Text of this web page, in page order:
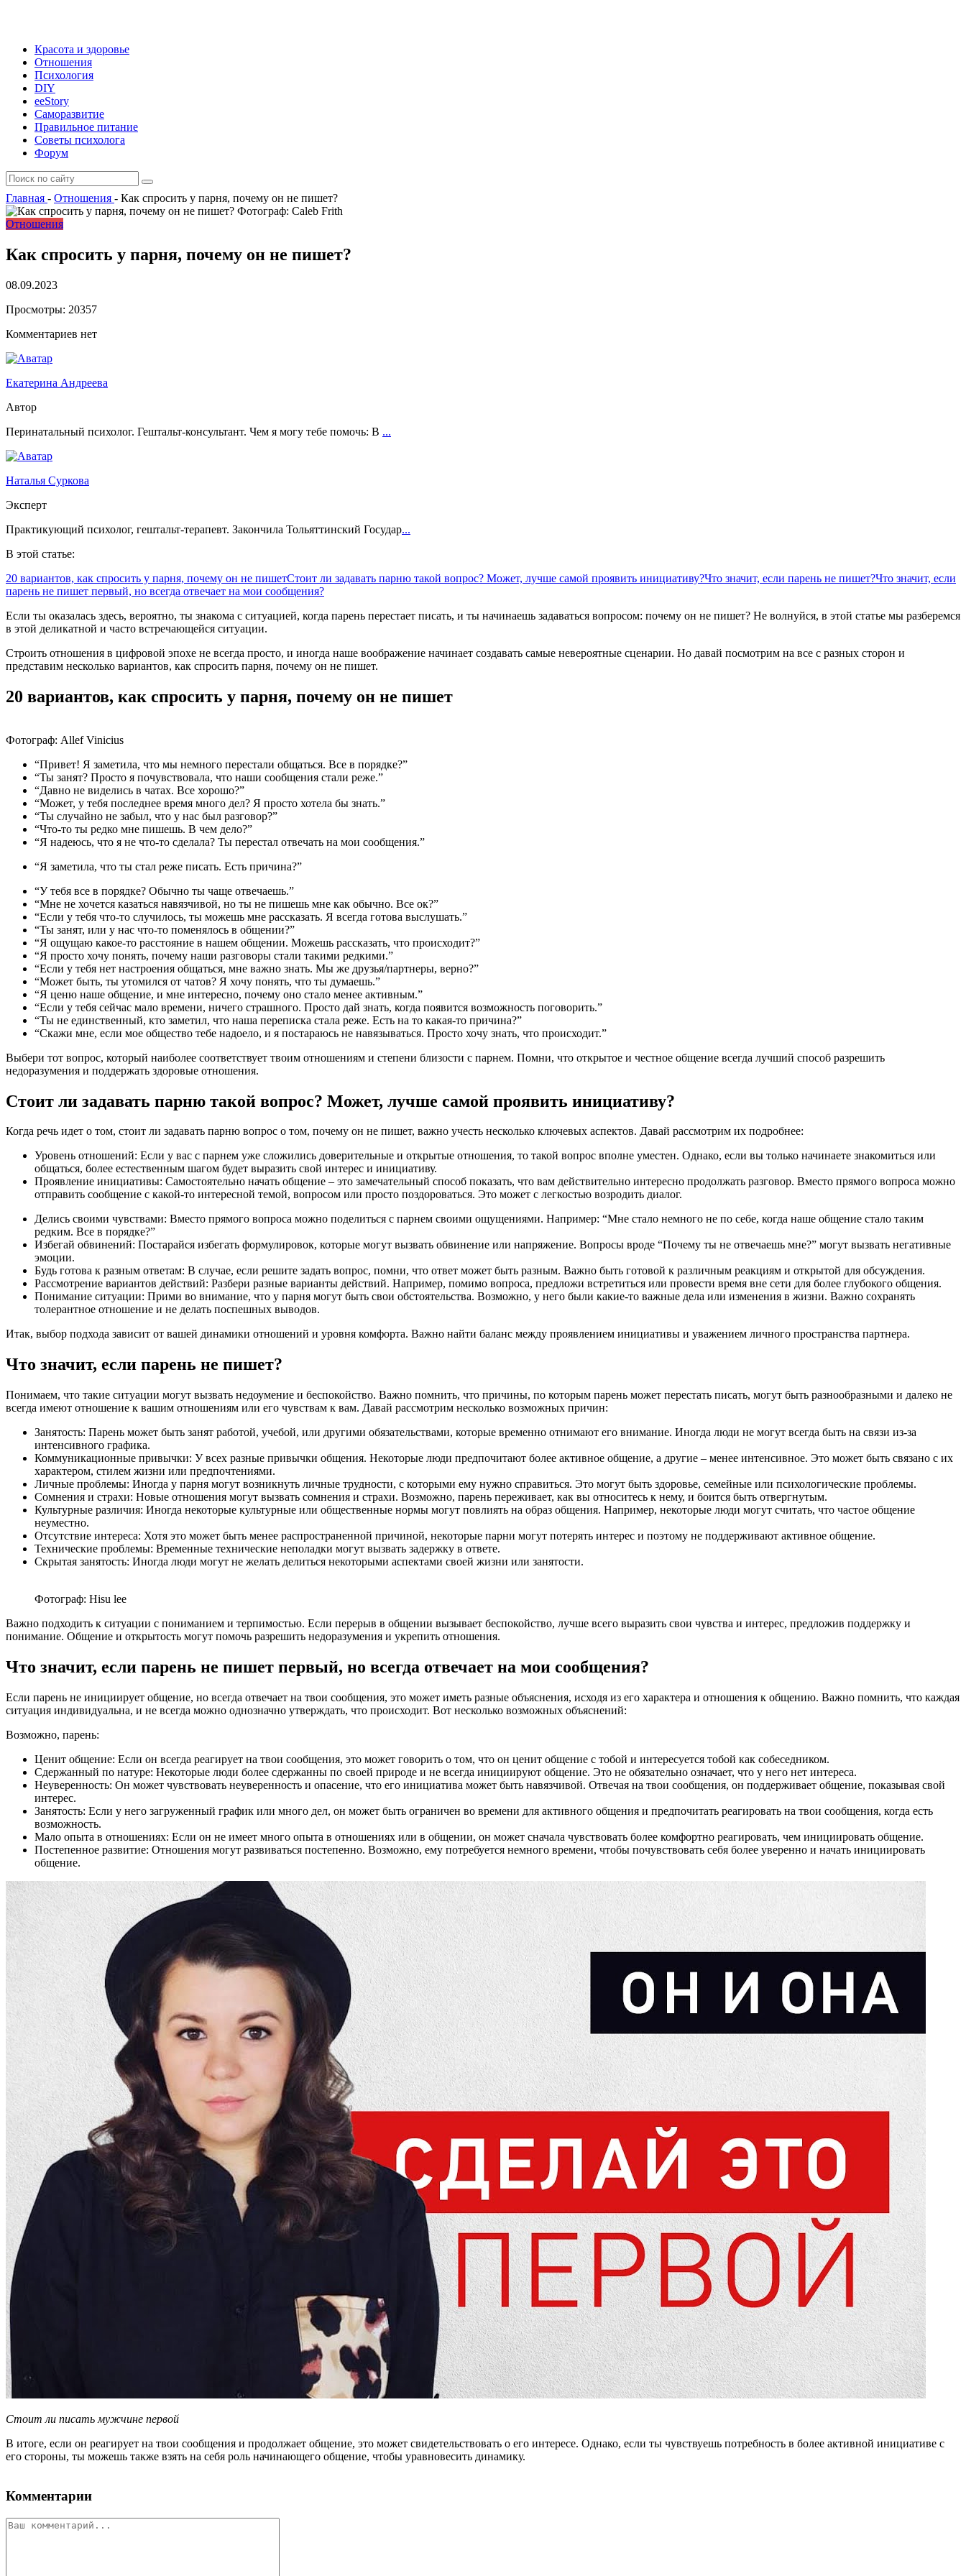
Красота и здоровье
Отношения
Психология
DIY
ееStory
Саморазвитие
Правильное питание
Советы психолога
Форум
Главная - Отношения - Как спросить у парня, почему он не пишет?
Фотограф: Caleb Frith
Отношения
Как спросить у парня, почему он не пишет?
08.09.2023
Просмотры: 20357
Комментариев нет
Екатерина Андреева
Автор
Перинатальный психолог. Гештальт-консультант. Чем я могу тебе помочь: В ...
Наталья Суркова
Эксперт
Практикующий психолог, гештальт-терапевт. Закончила Тольяттинский Государ...
В этой статье:
20 вариантов, как спросить у парня, почему он не пишетСтоит ли задавать парню такой вопрос? Может, лучше самой проявить инициативу?Что значит, если парень не пишет?Что значит, если
парень не пишет первый, но всегда отвечает на мои сообщения?
Если ты оказалась здесь, вероятно, ты знакома с ситуацией, когда парень перестает писать, и ты начинаешь задаваться вопросом: почему он не пишет? Не волнуйся, в этой статье мы разберемся
в этой деликатной и часто встречающейся ситуации.
Строить отношения в цифровой эпохе не всегда просто, и иногда наше воображение начинает создавать самые невероятные сценарии. Но давай посмотрим на все с разных сторон и
представим несколько вариантов, как спросить парня, почему он не пишет.
20 вариантов, как спросить у парня, почему он не пишет
Фотограф: Allef Vinicius
“Привет! Я заметила, что мы немного перестали общаться. Все в порядке?”
“Ты занят? Просто я почувствовала, что наши сообщения стали реже.”
“Давно не виделись в чатах. Все хорошо?”
“Может, у тебя последнее время много дел? Я просто хотела бы знать.”
“Ты случайно не забыл, что у нас был разговор?”
“Что-то ты редко мне пишешь. В чем дело?”
“Я надеюсь, что я не что-то сделала? Ты перестал отвечать на мои сообщения.”
“Я заметила, что ты стал реже писать. Есть причина?”
“У тебя все в порядке? Обычно ты чаще отвечаешь.”
“Мне не хочется казаться навязчивой, но ты не пишешь мне как обычно. Все ок?”
“Если у тебя что-то случилось, ты можешь мне рассказать. Я всегда готова выслушать.”
“Ты занят, или у нас что-то поменялось в общении?”
“Я ощущаю какое-то расстояние в нашем общении. Можешь рассказать, что происходит?”
“Я просто хочу понять, почему наши разговоры стали такими редкими.”
“Если у тебя нет настроения общаться, мне важно знать. Мы же друзья/партнеры, верно?”
“Может быть, ты утомился от чатов? Я хочу понять, что ты думаешь.”
“Я ценю наше общение, и мне интересно, почему оно стало менее активным.”
“Если у тебя сейчас мало времени, ничего страшного. Просто дай знать, когда появится возможность поговорить.”
“Ты не единственный, кто заметил, что наша переписка стала реже. Есть на то какая-то причина?”
“Скажи мне, если мое общество тебе надоело, и я постараюсь не навязываться. Просто хочу знать, что происходит.”
Выбери тот вопрос, который наиболее соответствует твоим отношениям и степени близости с парнем. Помни, что открытое и честное общение всегда лучший способ разрешить
недоразумения и поддержать здоровые отношения.
Стоит ли задавать парню такой вопрос? Может, лучше самой проявить инициативу?
Когда речь идет о том, стоит ли задавать парню вопрос о том, почему он не пишет, важно учесть несколько ключевых аспектов. Давай рассмотрим их подробнее:
Уровень отношений: Если у вас с парнем уже сложились доверительные и открытые отношения, то такой вопрос вполне уместен. Однако, если вы только начинаете знакомиться или
общаться, более естественным шагом будет выразить свой интерес и инициативу.
Проявление инициативы: Самостоятельно начать общение – это замечательный способ показать, что вам действительно интересно продолжать разговор. Вместо прямого вопроса можно
отправить сообщение с какой-то интересной темой, вопросом или просто поздороваться. Это может с легкостью возродить диалог.
Делись своими чувствами: Вместо прямого вопроса можно поделиться с парнем своими ощущениями. Например: “Мне стало немного не по себе, когда наше общение стало таким
редким. Все в порядке?”
Избегай обвинений: Постарайся избегать формулировок, которые могут вызвать обвинение или напряжение. Вопросы вроде “Почему ты не отвечаешь мне?” могут вызвать негативные
эмоции.
Будь готова к разным ответам: В случае, если решите задать вопрос, помни, что ответ может быть разным. Важно быть готовой к различным реакциям и открытой для обсуждения.
Рассмотрение вариантов действий: Разбери разные варианты действий. Например, помимо вопроса, предложи встретиться или провести время вне сети для более глубокого общения.
Понимание ситуации: Прими во внимание, что у парня могут быть свои обстоятельства. Возможно, у него были какие-то важные дела или изменения в жизни. Важно сохранять
толерантное отношение и не делать поспешных выводов.
Итак, выбор подхода зависит от вашей динамики отношений и уровня комфорта. Важно найти баланс между проявлением инициативы и уважением личного пространства партнера.
Что значит, если парень не пишет?
Понимаем, что такие ситуации могут вызвать недоумение и беспокойство. Важно помнить, что причины, по которым парень может перестать писать, могут быть разнообразными и далеко не
всегда имеют отношение к вашим отношениям или его чувствам к вам. Давай рассмотрим несколько возможных причин:
Занятость: Парень может быть занят работой, учебой, или другими обязательствами, которые временно отнимают его внимание. Иногда люди не могут всегда быть на связи из-за
интенсивного графика.
Коммуникационные привычки: У всех разные привычки общения. Некоторые люди предпочитают более активное общение, а другие – менее интенсивное. Это может быть связано с их
характером, стилем жизни или предпочтениями.
Личные проблемы: Иногда у парня могут возникнуть личные трудности, с которыми ему нужно справиться. Это могут быть здоровье, семейные или психологические проблемы.
Сомнения и страхи: Новые отношения могут вызвать сомнения и страхи. Возможно, парень переживает, как вы относитесь к нему, и боится быть отвергнутым.
Культурные различия: Иногда некоторые культурные или общественные нормы могут повлиять на образ общения. Например, некоторые люди могут считать, что частое общение
неуместно.
Отсутствие интереса: Хотя это может быть менее распространенной причиной, некоторые парни могут потерять интерес и поэтому не поддерживают активное общение.
Технические проблемы: Временные технические неполадки могут вызвать задержку в ответе.
Скрытая занятость: Иногда люди могут не желать делиться некоторыми аспектами своей жизни или занятости.
Фотограф: Hisu lee
Важно подходить к ситуации с пониманием и терпимостью. Если перерыв в общении вызывает беспокойство, лучше всего выразить свои чувства и интерес, предложив поддержку и
понимание. Общение и открытость могут помочь разрешить недоразумения и укрепить отношения.
Что значит, если парень не пишет первый, но всегда отвечает на мои сообщения?
Если парень не инициирует общение, но всегда отвечает на твои сообщения, это может иметь разные объяснения, исходя из его характера и отношения к общению. Важно помнить, что каждая
ситуация индивидуальна, и не всегда можно однозначно утверждать, что происходит. Вот несколько возможных объяснений:
Возможно, парень:
Ценит общение: Если он всегда реагирует на твои сообщения, это может говорить о том, что он ценит общение с тобой и интересуется тобой как собеседником.
Сдержанный по натуре: Некоторые люди более сдержанны по своей природе и не всегда инициируют общение. Это не обязательно означает, что у него нет интереса.
Неуверенность: Он может чувствовать неуверенность и опасение, что его инициатива может быть навязчивой. Отвечая на твои сообщения, он поддерживает общение, показывая свой
интерес.
Занятость: Если у него загруженный график или много дел, он может быть ограничен во времени для активного общения и предпочитать реагировать на твои сообщения, когда есть
возможность.
Мало опыта в отношениях: Если он не имеет много опыта в отношениях или в общении, он может сначала чувствовать более комфортно реагировать, чем инициировать общение.
Постепенное развитие: Отношения могут развиваться постепенно. Возможно, ему потребуется немного времени, чтобы почувствовать себя более уверенно и начать инициировать
общение.
Стоит ли писать мужчине первой
В итоге, если он реагирует на твои сообщения и продолжает общение, это может свидетельствовать о его интересе. Однако, если ты чувствуешь потребность в более активной инициативе с
его стороны, ты можешь также взять на себя роль начинающего общение, чтобы уравновесить динамику.
Комментарии